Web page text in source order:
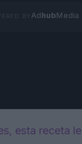
AdhubMedia
esta receta le